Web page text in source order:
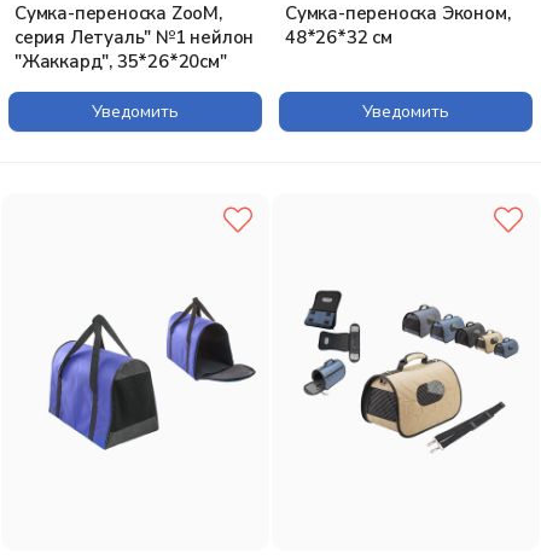
Сумка-переноска ZooM,
серия Летуаль" №1 нейлон
"Жаккард", 35*26*20см"
Уведомить
Сумка-переноска Эконом,
48*26*32 см
Уведомить